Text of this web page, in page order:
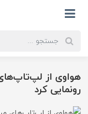
رونمایی کرد